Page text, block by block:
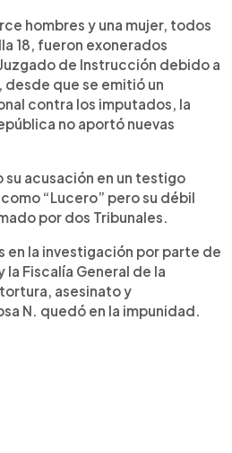
hombres y una mujer, todos
18, fueron exonerados
de Instrucción debido a
desde que se emitió un
contra los imputados, la
no aportó nuevas
su acusación en un testigo
“Lucero” pero su débil
por dos Tribunales.
en la investigación por parte de
la Fiscalía General de la
asesinato y
N. quedó en la impunidad.